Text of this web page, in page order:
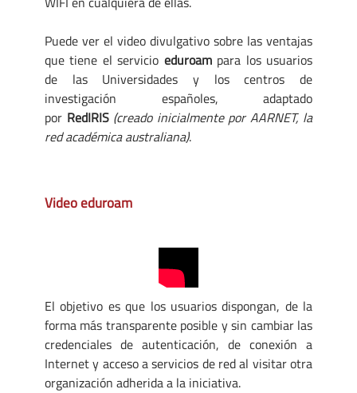
Puede ver el video divulgativo sobre las ventajas
que tiene el servicio eduroampara los usuarios
de las Universidades y los centros de
investigación españoles, adaptado
por RedIRIS (creado inicialmente por AARNET, la
red académica australiana).
Video eduroam
El objetivo es que los usuarios dispongan, de la
forma más transparente posible y sin cambiar las
credenciales de autenticación, de conexión a
Internet y acceso a servicios de red al visitar otra
organización adherida a la iniciativa.